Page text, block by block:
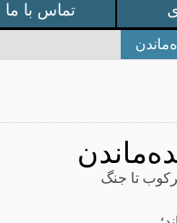
تماس با ما
تا جنگ